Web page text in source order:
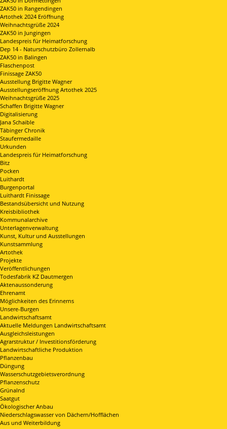
ZAK50 in Rangendingen
Artothek 2024 Eröffnung
Weihnachtsgrüße 2024
ZAK50 in Jungingen
Landespreis für Heimatforschung
Dep 14 - Naturschutzbüro Zollernalb
ZAK50 in Balingen
Flaschenpost
Finissage ZAK50
Ausstellung Brigitte Wagner
Ausstellungseröffnung Artothek 2025
Weihnachtsgrüße 2025
Schaffen Brigitte Wagner
Digitalisierung
Jana Schaible
Täbinger Chronik
Staufermedaille
Urkunden
Landespreis für Heimatforschung
Bitz
Pocken
Luithardt
Burgenportal
Luithardt Finissage
Bestandsübersicht und Nutzung
Kreisbibliothek
Kommunalarchive
Unterlagenverwaltung
Kunst, Kultur und Ausstellungen
Kunstsammlung
Artothek
Projekte
Veröffentlichungen
Todesfabrik KZ Dautmergen
Aktenaussonderung
Ehrenamt
Möglichkeiten des Erinnerns
Unsere-Burgen
Landwirtschaftsamt
Aktuelle Meldungen Landwirtschaftsamt
Ausgleichsleistungen
Agrarstruktur / Investitionsförderung
Landwirtschaftliche Produktion
Pflanzenbau
Düngung
Wasserschutzgebietsverordnung
Pflanzenschutz
Grünalnd
Saatgut
Ökologischer Anbau
Niederschlagswasser von Dächern/Hofflächen
Aus und Weiterbildung